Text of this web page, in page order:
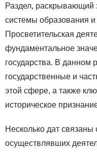
Раздел, раскрывающий
системы образования
Просветительская
фундаментальное
государства. В данном
государственные и
этой сфере, а также
историческое
Несколько дат
осуществлявших